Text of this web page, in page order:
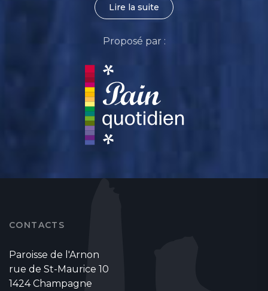
Lire la suite
Proposé par :
CONTACTS
Paroisse de l'Arnon
rue de St-Maurice 10
1424 Champagne